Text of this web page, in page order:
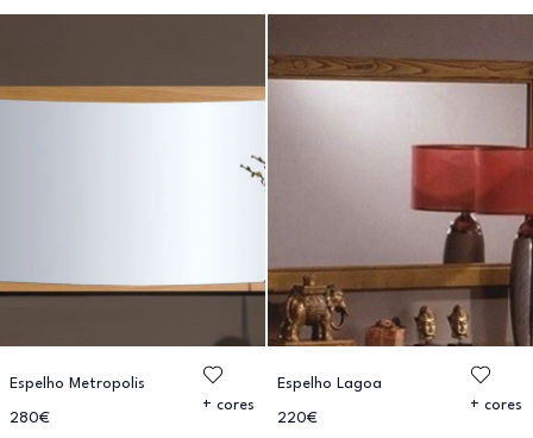
Espelho Metropolis
280€
+ cores
Espelho Lagoa
220€
+ cores